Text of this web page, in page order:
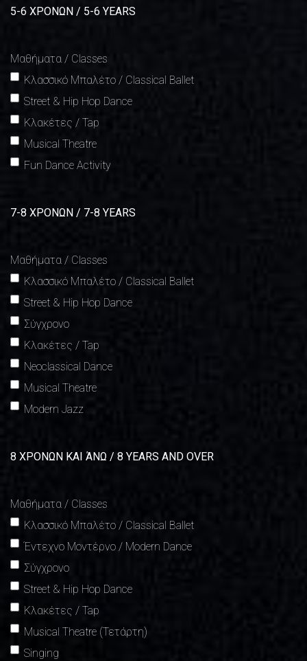
5-6 ΧΡΟΝΩΝ / 5-6 YEARS
Μαθήματα / Classes
Κλασσικό Μπαλέτο / Classical Ballet
Street & Hip Hop Dance
Κλακέτες / Tap
Musical Theatre
Fun Dance Activity
7-8 ΧΡΟΝΩΝ / 7-8 YEARS
Μαθήματα / Classes
Κλασσικό Μπαλέτο / Classical Ballet
Street & Hip Hop Dance
Σύγχρονο
Κλακέτες / Tap
Νeoclassical Dance
Musical Theatre
Modern Jazz
8 ΧΡΟΝΩΝ ΚΑΙ ΆΝΩ / 8 YEARS AND OVER
Μαθήματα / Classes
Κλασσικό Μπαλέτο / Classical Ballet
Έντεχνο Μοντέρνο / Modern Dance
Σύγχρονο
Street & Hip Hop Dance
Κλακέτες / Tap
Musical Theatre (Τετάρτη)
Singing